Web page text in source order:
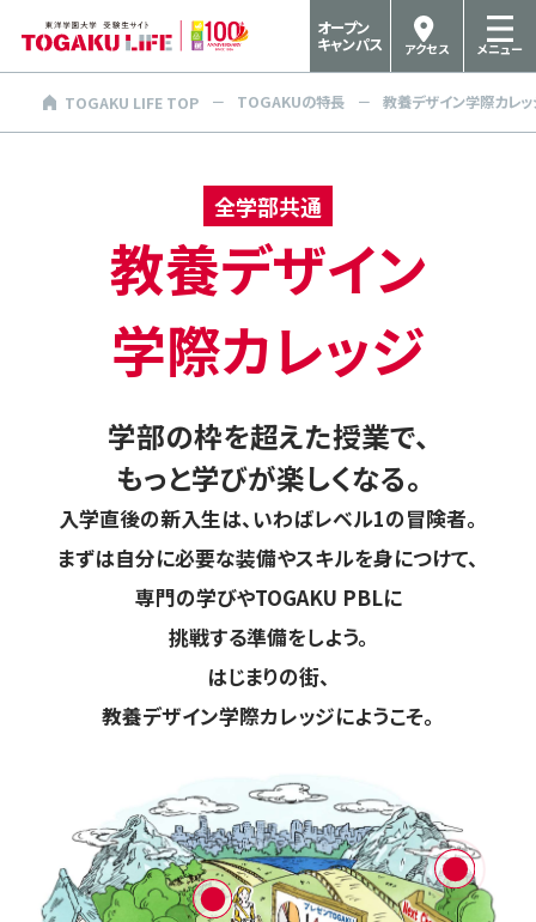
メニュー
アクセス
オープン
キャンパス
TOGAKU LIFE TOP TOGAKUの特長 教養デザイン学際カレ
全学部共通
教養デザイン
学際カレッジ
学部の枠を超えた授業で、
もっと学びが楽しくなる。
入学直後の新入生は、いわばレベル1の冒険者。
まずは自分に必要な装備やスキルを身につけて、
専門の学びやTOGAKU PBLに
挑戦する準備をしよう。
はじまりの街、
教養デザイン学際カレッジにようこそ。